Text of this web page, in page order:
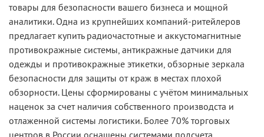
товары для безопасности вашего бизнеса и мощной
аналитики. Одна из крупнейших компаний-ритейлеров
предлагает купить радиочастотные и аккустомагнитные
противокражные системы, антикражные датчики для
одежды и противокражные этикетки, обзорные зеркала
безопасности для защиты от краж в местах плохой
обзорности. Цены сформированы с учётом минимальных
наценок за счет наличия собственного производста и
отлаженной системы логистики. Более 70% торговых
центров в России оснащены системами подсчета